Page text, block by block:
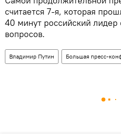
считается 7-я, которая
40 минут российский лидер
вопросов.
Владимир Путин Большая пресс-